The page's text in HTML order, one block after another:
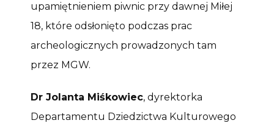
upamiętnieniem piwnic przy dawnej Miłej
18, które odsłonięto podczas prac
archeologicznych prowadzonych tam
przez MGW.
Dr Jolanta Miśkowiec, dyrektorka
Departamentu Dziedzictwa Kulturowego